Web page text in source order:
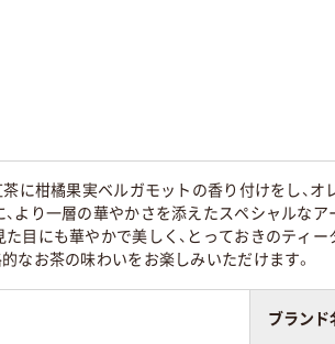
に柑橘果実ベルガモットの香り付けをし、
、より一層の華やかさを添えたスペシャルな
た目にも華やかで美しく、とっておきのティ
なお茶の味わいをお楽しみいただけます。
ブランド